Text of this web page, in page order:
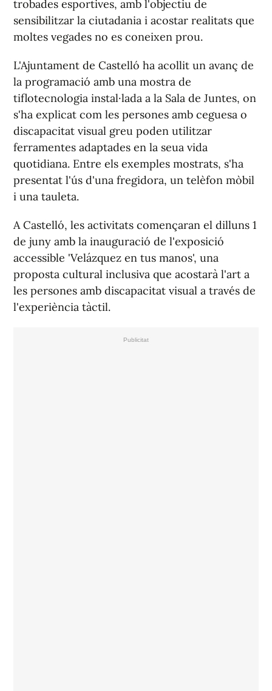
trobades esportives, amb l'objectiu de
sensibilitzar la ciutadania i acostar realitats que
moltes vegades no es coneixen prou.
L'Ajuntament de Castelló ha acollit un avanç de
la programació amb una mostra de
tiflotecnologia instal·lada a la Sala de Juntes, on
s'ha explicat com les persones amb ceguesa o
discapacitat visual greu poden utilitzar
ferramentes adaptades en la seua vida
quotidiana. Entre els exemples mostrats, s'ha
presentat l'ús d'una fregidora, un telèfon mòbil
i una tauleta.
A Castelló, les activitats començaran el dilluns 1
de juny amb la inauguració de l'exposició
accessible 'Velázquez en tus manos', una
proposta cultural inclusiva que acostarà l'art a
les persones amb discapacitat visual a través de
l'experiència tàctil.